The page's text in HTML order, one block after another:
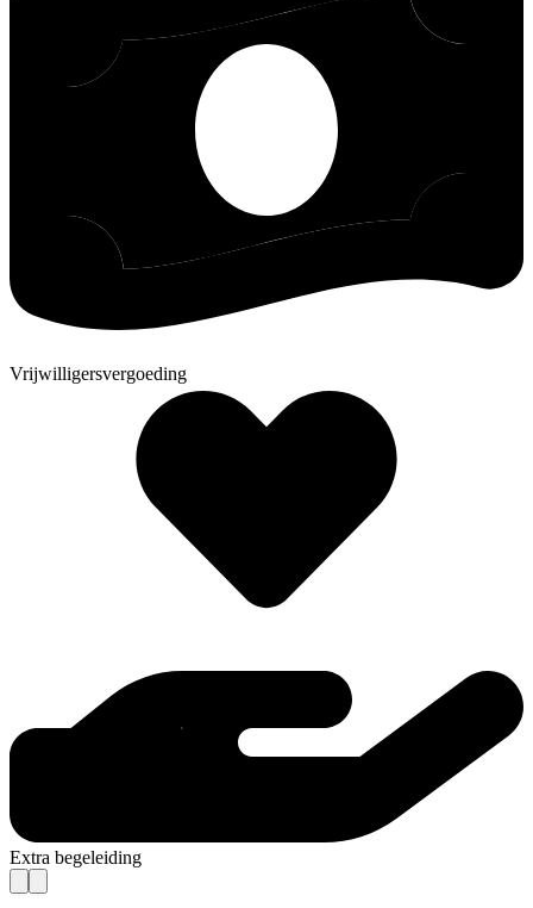
Vrijwilligersvergoeding
Extra begeleiding